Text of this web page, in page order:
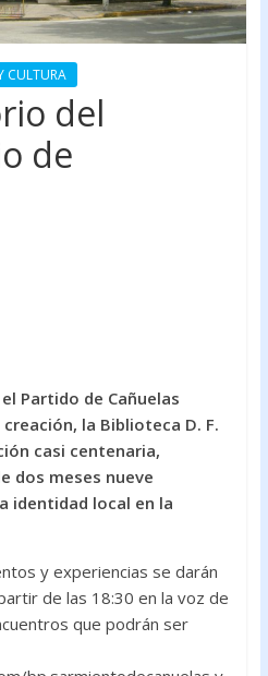
CULTURA
del
de
Partido de Cañuelas
la Biblioteca D. F.
casi centenaria,
dos meses nueve
identidad local en la
y experiencias se darán
de las 18:30 en la voz de
que podrán ser